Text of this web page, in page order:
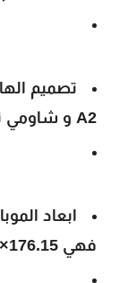
A2 و شاومي نوت 5 مع بعض .
ابعاد
فهي 176.15×87.4×7.99 مم .